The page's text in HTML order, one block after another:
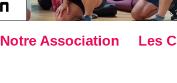
Notre Association Les